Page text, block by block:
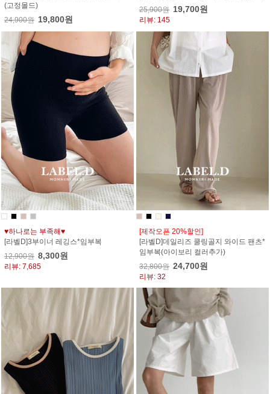
(고정몰드)
24,900원 19,800원
25,900원 19,700원
리뷰: 145
♥하나로는 부족해♥
[라벨D]3부이너 레깅스*임부복
12,900원 8,300원
리뷰: 7,685
[제작오픈 20%할인]
[라벨D]데일리즈 쿨링골지 와이드 팬츠*
임부복(아이보리 컬러추가)
32,800원 24,700원
리뷰: 32